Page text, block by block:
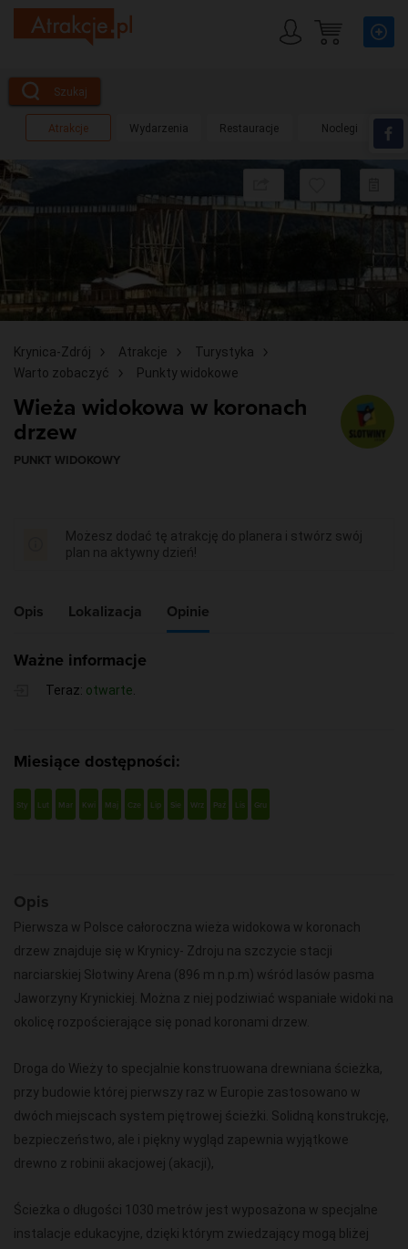
Szukaj
Atrakcje Wydarzenia Restauracje Noclegi
do
Krynica-Zdrój Atrakcje
Turystyka
Warto zobaczyć
Punkty widokowe
Wieża widokowa w koronach
drzew
PUNKT WIDOKOWY
Możesz dodać tę atrakcję do planera i stwórz swój
plan na aktywny dzień!
Opis Lokalizacja Opinie
Ważne informacje
Teraz: otwarte.
Miesiące dostępności:
Sty Lut Mar Kwi Maj Cze Lip Sie Wrz Paź Lis Gru
Opis
Pierwsza w Polsce całoroczna wieża widokowa w koronach
drzew znajduje się w Krynicy- Zdroju na szczycie stacji
narciarskiej Słotwiny Arena (896 m n.p.m) wśród lasów pasma
Jaworzyny Krynickiej. Można z niej podziwiać wspaniałe widoki na
okolicę rozpościerające się ponad koronami drzew.
Droga do Wieży to specjalnie konstruowana drewniana ścieżka,
przy budowie której pierwszy raz w Europie zastosowano w
dwóch miejscach system piętrowej ścieżki. Solidną konstrukcję,
bezpieczeństwo, ale i piękny wygląd zapewnia wyjątkowe
drewno z robinii akacjowej (akacji),
Ścieżka o długości 1030 metrów jest wyposażona w specjalne
instalacje edukacyjne, dzięki którym zwiedzający mogą bliżej